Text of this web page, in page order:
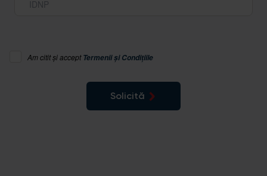
Am citit și acceptTermenii și Condițiile
Solicită